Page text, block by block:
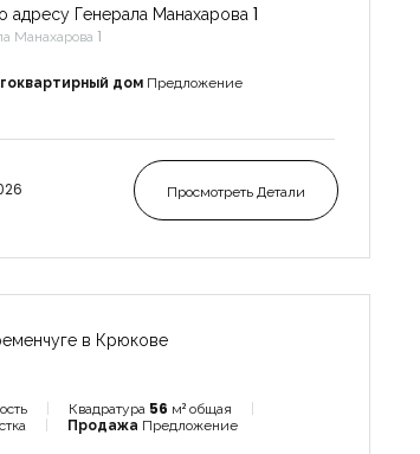
Генерала Манахарова 1
Манахарова 1
дом Предложение
Просмотреть Детали
в Крюкове
Квадратура 56 м² общая
Продажа Предложение